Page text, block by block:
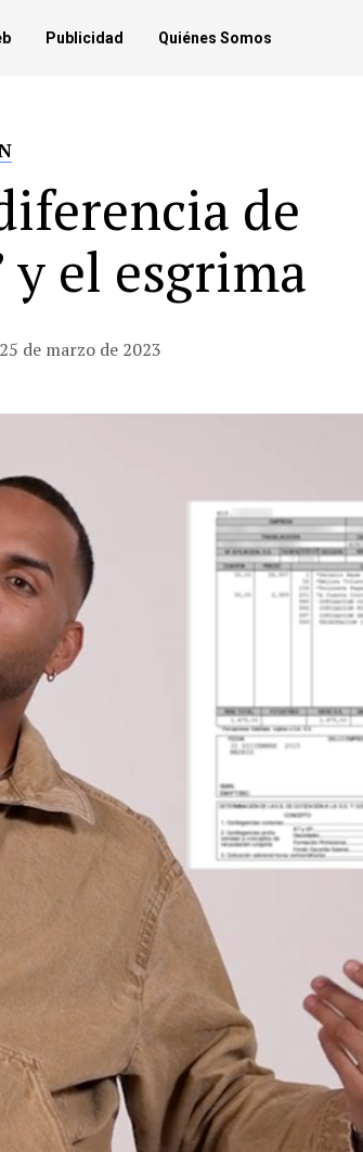
Publicidad Quiénes Somos
de
y el esgrima
25 de marzo de 2023